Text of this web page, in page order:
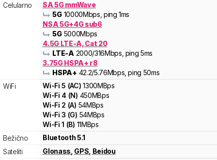
Celularno
SA 5G mmWave
5G 10000Mbps , ping 1ms
NSA 5G+4G sub6
5G 5000Mbps
4.5G LTE-A, Cat 20
LTE-A 2000/316Mbps , ping 5ms
3.75G HSPA+ r8
HSPA+ 42.2/5.76Mbps , ping 50ms
WiFi
Wi-Fi5 (AC) 1300MBps
Wi-Fi 4 (N) 450MBps
Wi-Fi 2 (A) 54MBps
Wi-Fi3 (G) 54MBps
Wi-Fi1 (B) 11MBps
Bežično
Bluetooth 5.1
Sateliti
Glonass GPS Beidou